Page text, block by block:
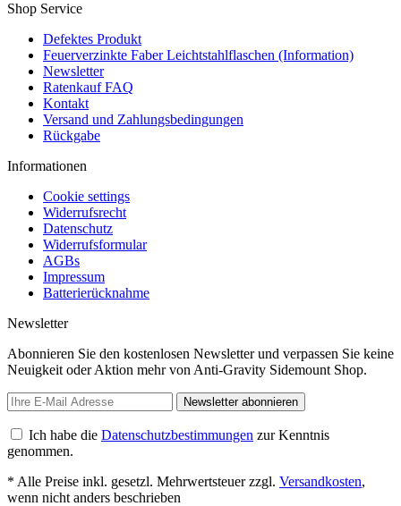
Shop Service
Defektes Produkt
Feuerverzinkte Faber Leichtstahlflaschen (Information)
Newsletter
Ratenkauf FAQ
Kontakt
Versand und Zahlungsbedingungen
Rückgabe
Informationen
Cookie settings
Widerrufsrecht
Datenschutz
Widerrufsformular
AGBs
Impressum
Batterierücknahme
Newsletter
Abonnieren Sie den kostenlosen Newsletter und verpassen Sie keine
Neuigkeit oder Aktion mehr von Anti-Gravity Sidemount Shop.
Newsletter abonnieren
Ich habe die Datenschutzbestimmungen zur Kenntnis
genommen.
* Alle Preise inkl. gesetzl. Mehrwertsteuer zzgl. Versandkosten,
wenn nicht anders beschrieben